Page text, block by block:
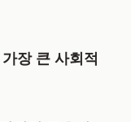
장 큰 사회적